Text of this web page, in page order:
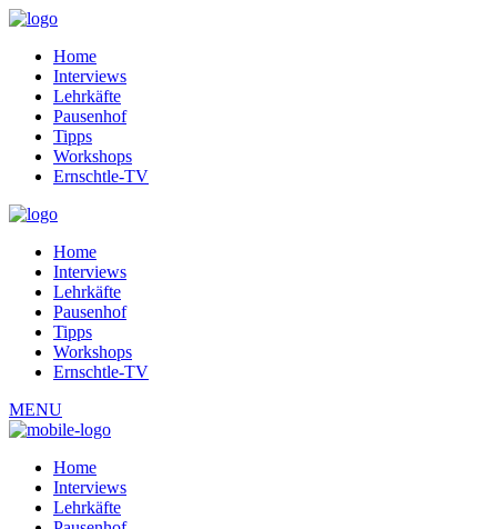
Home
Interviews
Lehrkäfte
Pausenhof
Tipps
Workshops
Ernschtle-TV
Home
Interviews
Lehrkäfte
Pausenhof
Tipps
Workshops
Ernschtle-TV
MENU
Home
Interviews
Lehrkäfte